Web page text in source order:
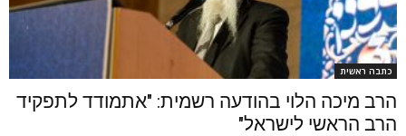
כתבה ראשית
הרב מיכה הלוי בהודעה רשמית: "אתמודד לתפקיד
הרב הראשי לישראל"